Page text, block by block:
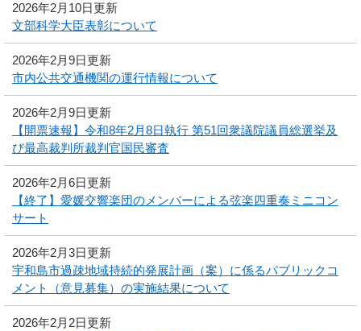
2026年2月10日更新
文部科学大臣表彰について
2026年2月9日更新
市内公共交通機関の運行情報について
2026年2月9日更新
【開票速報】令和8年2月8日執行 第51回衆議院議員総選挙及
び最高裁判所裁判官国民審査
2026年2月6日更新
【終了】愛媛交響楽団のメンバーによる弦楽四重奏ミニコン
サート
2026年2月3日更新
宇和島市過疎地域持続的発展計画（案）に係るパブリックコ
メント（意見募集）の実施結果について
2026年2月2日更新